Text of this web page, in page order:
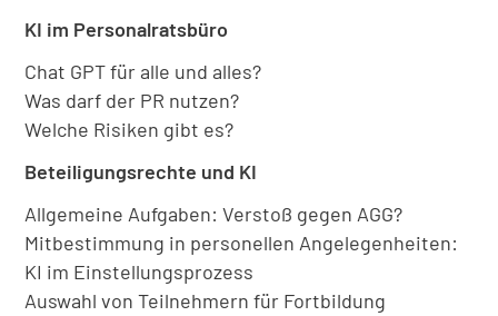
KI im Personalratsbüro
Chat GPT für alle und alles?
Was darf der PR nutzen?
Welche Risiken gibt es?
Beteiligungsrechte und KI
Allgemeine Aufgaben: Verstoß gegen AGG?
Mitbestimmung in personellen Angelegenheiten:
KI im Einstellungsprozess
Auswahl von Teilnehmern für Fortbildung